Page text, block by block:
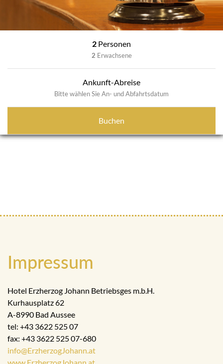
2 Personen
2 Erwachsene
Ankunft-Abreise
Bitte wählen Sie An- und Abfahrtsdatum
Buchen
Impressum
Hotel Erzherzog Johann Betriebsges m.b.H.
Kurhausplatz 62
A-8990 Bad Aussee
tel: +43 3622 525 07
fax: +43 3622 525 07-680
info@ErzherzogJohann.at